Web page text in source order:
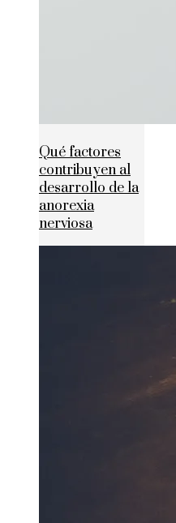
Qué factores
contribuyen al
desarrollo de la
anorexia
nerviosa